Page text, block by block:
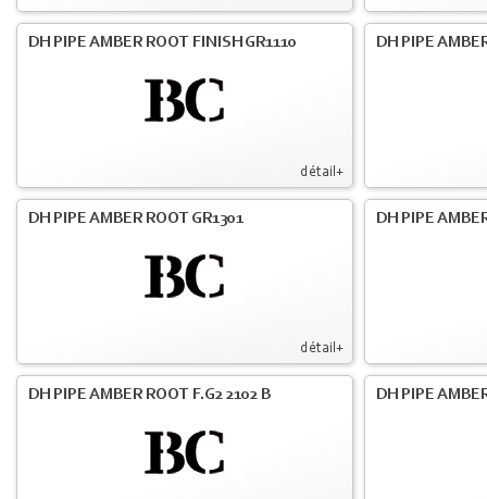
détail+
DH PIPE AMBER ROOT FINISH GR1110 DH PIPE
détail+
DH PIPE AMBER ROOT GR1301 DH PIPE
DH PIPE AMBER ROOT F.G2 2102 B DH PIPE